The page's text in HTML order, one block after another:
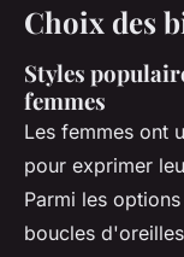
Choix des
Styles
femmes
Les femmes ont
pour exprimer
Parmi les
boucles